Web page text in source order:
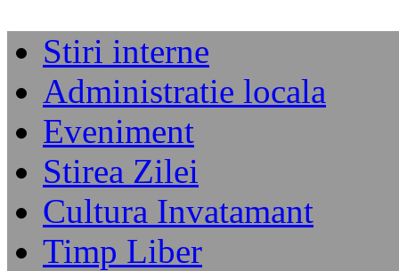
Stiri interne
Administratie locala
Eveniment
Stirea Zilei
Cultura Invatamant
Timp Liber